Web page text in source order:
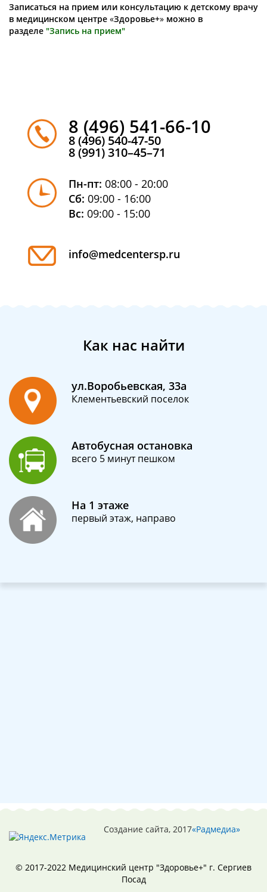
Записаться на прием или консультацию к детскому врачу
в медицинском центре «Здоровье+» можно в
разделе "Запись на прием"
8 (496) 541-66-10
8 (496) 540-47-50
8 (991) 310–45–71
Пн-пт: 08:00 - 20:00
Сб: 09:00 - 16:00
Вс: 09:00 - 15:00
info@medcentersp.ru
Как нас найти
ул.Воробьевская, 33а
Клементьевский поселок
Автобусная остановка
всего 5 минут пешком
На 1 этаже
первый этаж, направо
Создание сайта, 2017«Радмедиа»
© 2017-2022 Медицинский центр "Здоровье+" г. Сергиев
Посад